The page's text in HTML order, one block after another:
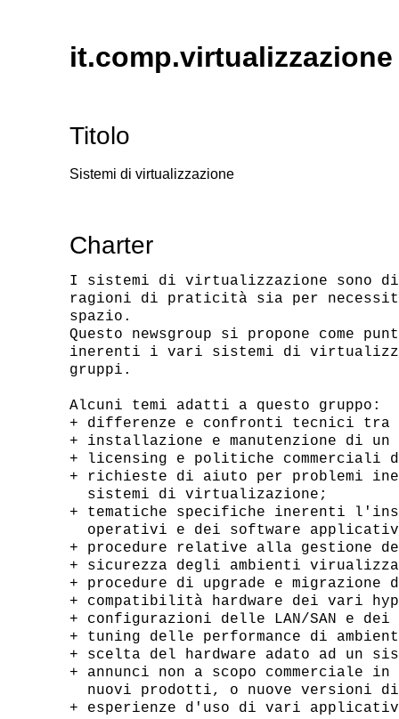
it.comp.virtualizzazione
Titolo
Sistemi di virtualizzazione
Charter
I sistemi di virtualizzazione sono
ragioni di praticità sia per
spazio.
Questo newsgroup si propone come
inerenti i vari sistemi di
gruppi.
Alcuni temi adatti a questo gruppo:
+ differenze e confronti tecnici
+ installazione e manutenzione di
+ licensing e politiche
+ richieste di aiuto per problemi
  sistemi di virtualizazione;
+ tematiche specifiche inerenti
operativi e dei software
+ procedure relative alla gestione
+ sicurezza degli ambienti
+ procedure di upgrade e
+ compatibilità hardware dei vari
+ configurazioni delle LAN/SAN e
+ tuning delle performance di
+ scelta del hardware adato ad un
+ annunci non a scopo commerciale
nuovi prodotti, o nuove versioni
+ esperienze d'uso di vari